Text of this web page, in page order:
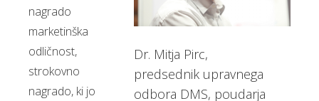
Dr. Mitja Pirc,
predsednik upravnega
odbora DMS, poudarja
nagrado
marketinška
odličnost,
strokovno
nagrado, ki jo